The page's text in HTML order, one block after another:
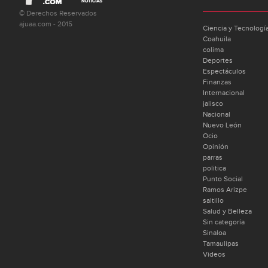
© Derechos Reservados
ajuaa.com - 2015
Ciencia y
Coahuila
colima
Deportes
Espectáculos
Finanzas
Internacional
jalisco
Nacional
Nuevo León
Ocio
Opinión
parras
politica
Punto Social
Ramos Arizpe
saltillo
Salud y Belleza
Sin categoría
Sinaloa
Tamaulipas
Videos